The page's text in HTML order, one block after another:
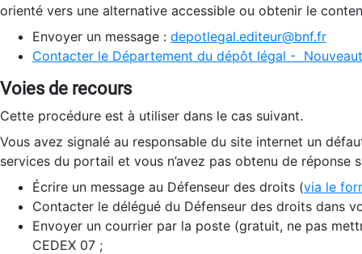
orienté vers une alternative accessible ou obtenir le
Envoyer un message : depotlegal.editeur@bnf.fr
Contacter le Département du dépôt légal -
Voies de recours
Cette procédure est à utiliser dans le cas suivant.
Vous avez signalé au responsable du site internet un
services du portail et vous n’avez pas obtenu de réponse
Écrire un message au Défenseur des droits (via le
Contacter le délégué du Défenseur des droits dans
Envoyer un courrier par la poste (gratuit, ne pas
CEDEX 07 ;